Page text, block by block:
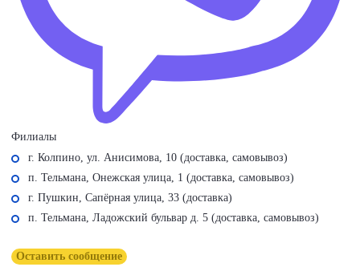
Филиалы
г. Колпино, ул. Анисимова, 10 (доставка, самовывоз)
п. Тельмана, Онежская улица, 1 (доставка, самовывоз)
г. Пушкин, Сапёрная улица, 33 (доставка)
п. Тельмана, Ладожский бульвар д. 5 (доставка, самовывоз)
Оставить сообщение